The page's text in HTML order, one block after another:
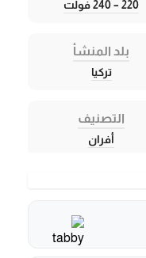
220 – 240 فولت
بلد المنشأ
تركيا
التصنيف
أفران